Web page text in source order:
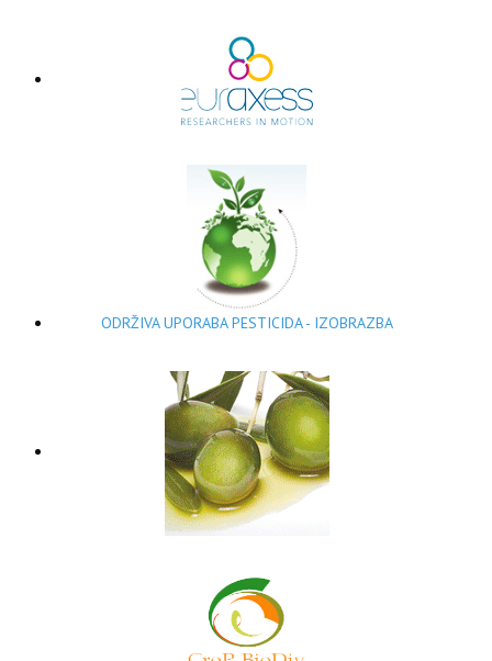
ODRŽIVA UPORABA PESTICIDA - IZOBRAZBA